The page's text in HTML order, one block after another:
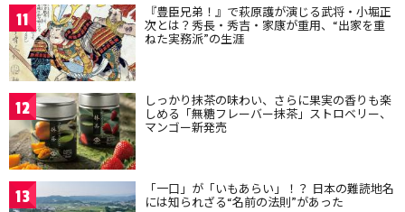
11 『豊臣兄弟！』で萩原護が演じる武将・小堀正
次とは？秀長・秀吉・家康が重用、“出家を重
ねた実務派”の生涯
12 しっかり抹茶の味わい、さらに果実の香りも楽
しめる「無糖フレーバー抹茶」ストロベリー、
マンゴー新発売
13 「一口」が「いもあらい」！？ 日本の難読地名
には知られざる“名前の法則”があった